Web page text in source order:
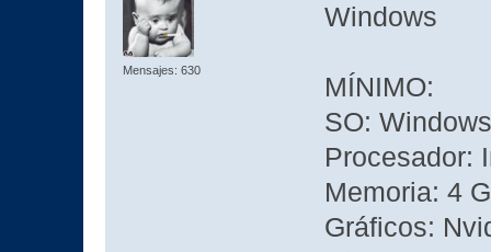
Mensajes: 630
Windows
MÍNIMO:
SO:
Procesador:
Memoria: 4
Gráficos: